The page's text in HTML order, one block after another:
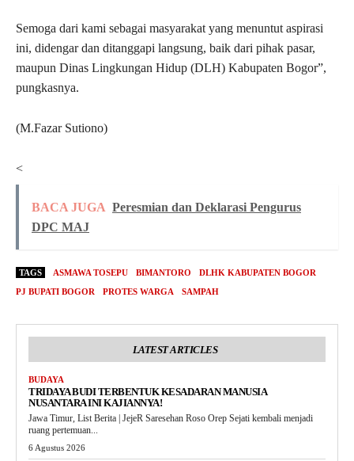
Semoga dari kami sebagai masyarakat yang menuntut aspirasi
ini, didengar dan ditanggapi langsung, baik dari pihak pasar,
maupun Dinas Lingkungan Hidup (DLH) Kabupaten Bogor”,
pungkasnya.
(M.Fazar Sutiono)
<
BACA JUGA Peresmian dan Deklarasi Pengurus
DPC MAJ
TAGS ASMAWA TOSEPU BIMANTORO
DLHK KABUPATEN BOGOR
PJ BUPATI BOGOR
PROTES WARGA SAMPAH
LATEST ARTICLES
BUDAYA
TRIDAYA BUDI TERBENTUK KESADARAN MANUSIA
NUSANTARA INI KAJIANNYA!
Jawa Timur, List Berita | JejeR Saresehan Roso Orep Sejati kembali menjadi
ruang pertemuan...
6 Agustus 2026